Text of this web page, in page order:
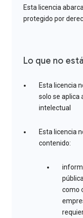
Esta licencia
protegido por
Lo que no
Esta licencia
solo se aplica
intelectual
Esta licencia
contenido:
como